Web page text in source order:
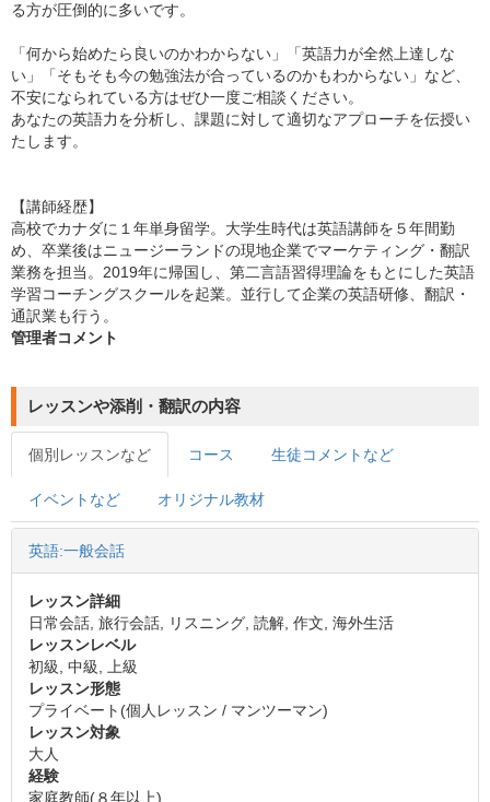
る方が圧倒的に多いです。
「何から始めたら良いのかわからない」「英語力が全然上達しな
い」「そもそも今の勉強法が合っているのかもわからない」など、
不安になられている方はぜひ一度ご相談ください。
あなたの英語力を分析し、課題に対して適切なアプローチを伝授い
たします。
【講師経歴】
高校でカナダに１年単身留学。大学生時代は英語講師を５年間勤
め、卒業後はニュージーランドの現地企業でマーケティング・翻訳
業務を担当。2019年に帰国し、第二言語習得理論をもとにした英語
学習コーチングスクールを起業。並行して企業の英語研修、翻訳・
通訳業も行う。
管理者コメント
レッスンや添削・翻訳の内容
個別レッスンなど コース 生徒コメントなど
イベントなど オリジナル教材
英語:一般会話
レッスン詳細
日常会話, 旅行会話, リスニング, 読解, 作文, 海外生活
レッスンレベル
初級, 中級, 上級
レッスン形態
プライベート(個人レッスン / マンツーマン)
レッスン対象
大人
経験
家庭教師(８年以上)